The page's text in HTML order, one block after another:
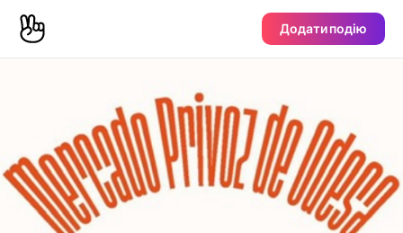
Додати подію